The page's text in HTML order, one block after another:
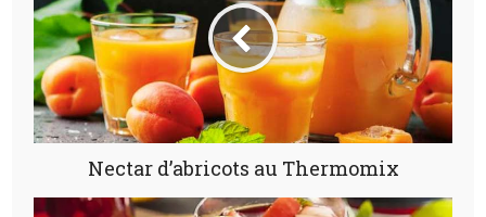
Nectar d’abricots au Thermomix